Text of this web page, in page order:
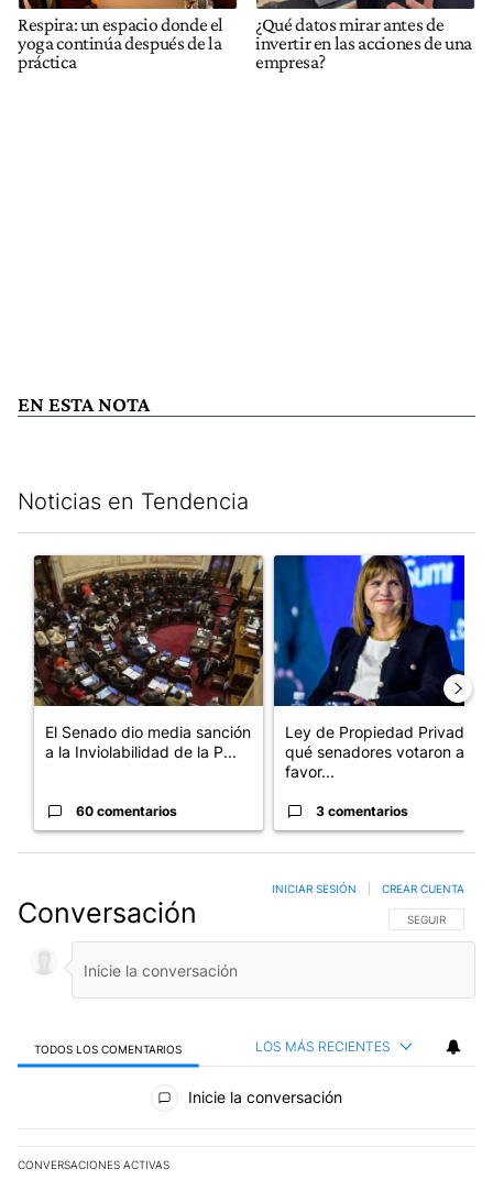
Respira: un espacio donde el
yoga continúa después de la
práctica
¿Qué datos mirar antes de
invertir en las acciones de una
empresa?
EN ESTA NOTA
Noticias en Tendencia
Un artículo de tendencia con el título "El Senado dio media
El Senado dio media sanción
a la Inviolabilidad de la P...
60 comentarios
Un artículo de tendencia
Ley de Propiedad Privada:
qué senadores votaron a
favor...
3 comentarios
Conversación SIGA ESTA
SEGUIR
INICIAR SESIÓN CREAR CUENTA
TODOS LOS COMENTARIOS LOS MÁS RECIENTES
Todos los comentarios
Inicie la conversación
CONVERSACIONES ACTIVAS